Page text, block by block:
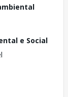
e Social